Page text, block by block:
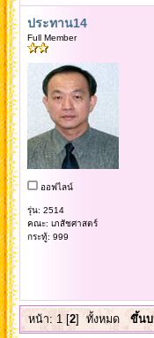
ประทาน14
Full Member
ออฟไลน์
รุ่น: 2514
คณะ: เภสัชศาสตร์
กระทู้: 999
หน้า:1[2]ทั้งหมด ขึ้น